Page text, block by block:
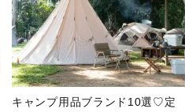
キャンプ用品ブランド10選♡定